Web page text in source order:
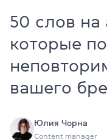
50 слов на
которые
вашего
Юлия Чорна
Content manager